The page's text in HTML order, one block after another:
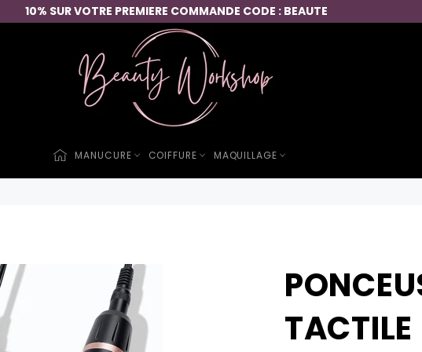
10% SUR VOTRE PREMIERE COMMANDE CODE : BEAUTE
MANUCURE COIFFURE MAQUILLAGE
TACTILE